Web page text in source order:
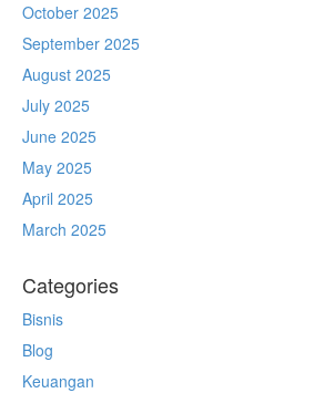
October 2025
September 2025
August 2025
July 2025
June 2025
May 2025
April 2025
March 2025
Categories
Bisnis
Blog
Keuangan